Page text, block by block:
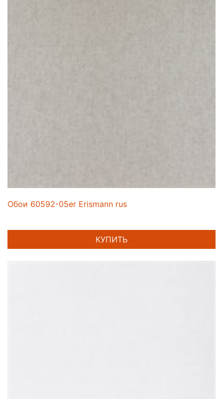
Обои 60592-05er Erismann rus
КУПИТЬ